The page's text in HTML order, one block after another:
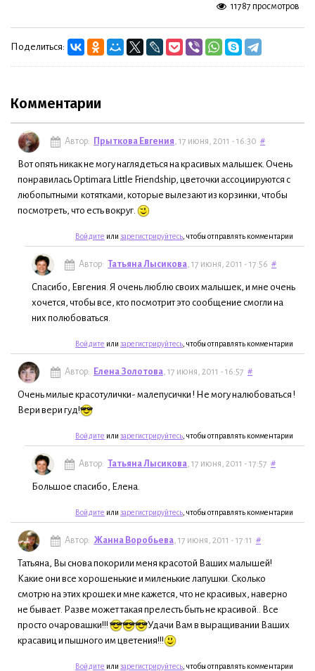
11787 просмотров
Поделиться:
Комментарии
Автор: Прыткова Евгения, 17 июня, 2011 - 16:30 #
Вот опять никак не могу наглядеться на красивых малышек. Очень
понравилась Optimara Little Friendship, цветочки ассоциируются с
любопытными котятками, которые вылезают из корзинки, чтобы
посмотреть, что есть вокруг.
Войдите или зарегистрируйтесь , чтобы отправлять комментарии
Автор: Татьяна Лысикова, 17 июня, 2011 - 17:56 #
Спасибо, Евгения. Я очень люблю своих малышек, и мне очень
хочется, чтобы все, кто посмотрит это сообщение смогли на
них полюбоваться.
Войдите или зарегистрируйтесь , чтобы отправлять комментарии
Автор: Елена Золотова, 17 июня, 2011 - 16:57 #
Очень милые красотулички- малепусички ! Не могу налюбоваться !
Вери вери гуд!
Войдите или зарегистрируйтесь , чтобы отправлять комментарии
Автор: Татьяна Лысикова, 17 июня, 2011 - 17:57 #
Большое спасибо, Елена.
Войдите или зарегистрируйтесь , чтобы отправлять комментарии
Автор: Жанна Воробьева, 17 июня, 2011 - 17:11 #
Татьяна, Вы снова покорили меня красотой Ваших малышей!
Какие они все хорошенькие и миленькие лапушки. Сколько
смотрю на этих крошек и мне кажется, что не красивых, наверно
не бывает. Разве может такая прелесть быть не красивой.. Все
просто очаровашки!!!
Удачи Вам в выращивании Ваших
красавиц и пышного им цветения!!!
Войдите или зарегистрируйтесь , чтобы отправлять комментарии